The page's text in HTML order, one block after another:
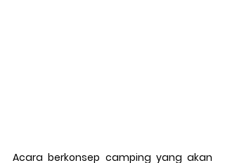
Acara berkonsep camping yang akan